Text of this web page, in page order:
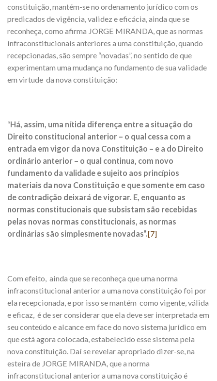
constituição, mantém-se no ordenamento jurídico com os
predicados de vigência, validez e eficácia, ainda que se
reconheça, como afirma JORGE MIRANDA, que as normas
infraconstitucionais anteriores a uma constituição, quando
recepcionadas, são sempre “novadas”, no sentido de que
experimentam uma mudança no fundamento de sua validade
em virtude da nova constituição:
“Há, assim, uma nítida diferença entre a situação do
Direito constitucional anterior – o qual cessa com a
entrada em vigor da nova Constituição – e a do Direito
ordinário anterior – o qual continua, com novo
fundamento da validade e sujeito aos princípios
materiais da nova Constituição e que somente em caso
de contradição deixará de vigorar. E, enquanto as
normas constitucionais que subsistam são recebidas
pelas novas normas constitucionais, as normas
ordinárias são simplesmente novadas”.[7]
Com efeito, ainda que se reconheça que uma norma
infraconstitucional anterior a uma nova constituição foi por
ela recepcionada, e por isso se mantém como vigente, válida
e eficaz, é de ser considerar que ela deve ser interpretada em
seu conteúdo e alcance em face do novo sistema jurídico em
que está agora colocada, estabelecido esse sistema pela
nova constituição. Daí se revelar apropriado dizer-se, na
esteira de JORGE MIRANDA, que a norma
infraconstitucional anterior a uma nova constituição é